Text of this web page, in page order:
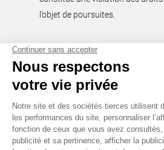
l’objet de poursuites.
Tous droits réservés ©